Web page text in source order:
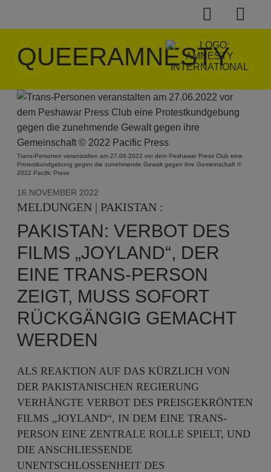
QUEERAMNESTY
Trans-Personen veranstalten am 27.06.2022 vor dem Peshawar Press Club eine
Protestkundgebung gegen die zunehmende Gewalt gegen ihre Gemeinschaft ©
2022 Pacific Press
16.NOVEMBER 2022
MELDUNGEN | PAKISTAN :
PAKISTAN: VERBOT DES
FILMS „JOYLAND“, DER
EINE TRANS-PERSON
ZEIGT, MUSS SOFORT
RÜCKGÄNGIG GEMACHT
WERDEN
ALS REAKTION AUF DAS KÜRZLICH VON
DER PAKISTANISCHEN REGIERUNG
VERHÄNGTE VERBOT DES PREISGEKRÖNTEN
FILMS „JOYLAND“, IN DEM EINE TRANS-
PERSON EINE ZENTRALE ROLLE SPIELT, UND
DIE ANSCHLIESSENDE U
NENTSCHLOSSENHEIT DES Ü